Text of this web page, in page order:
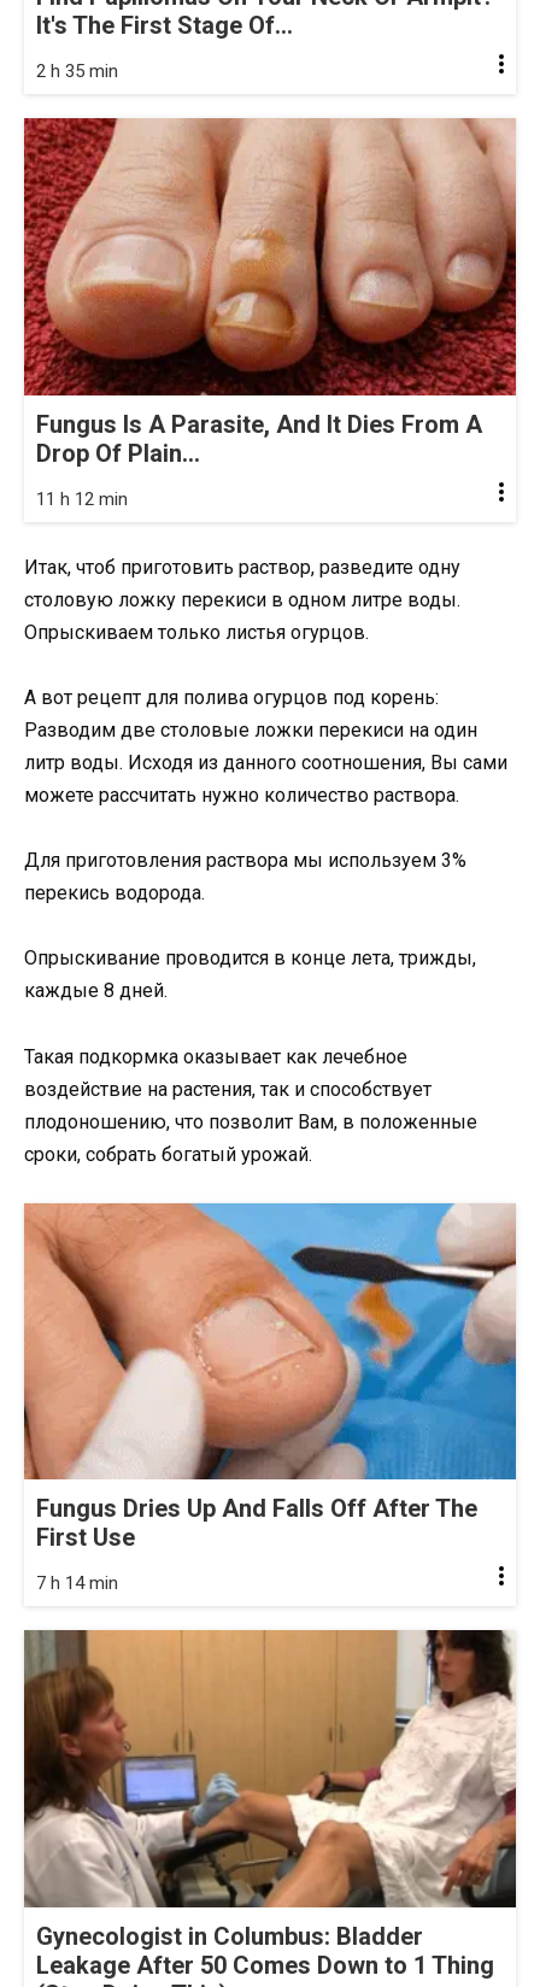
It's The First Stage Of...
2 h 35 min
Fungus Is A Parasite, And It Dies From A
Drop Of Plain...
11 h 12 min
Итак, чтоб приготовить раствор, разведите одну
столовую ложку перекиси в одном литре воды.
Опрыскиваем только листья огурцов.
А вот рецепт для полива огурцов под корень:
Разводим две столовые ложки перекиси на один
литр воды. Исходя из данного соотношения, Вы сами
можете рассчитать нужно количество раствора.
Для приготовления раствора мы используем 3%
перекись водорода.
Опрыскивание проводится в конце лета, трижды,
каждые 8 дней.
Такая подкормка оказывает как лечебное
воздействие на растения, так и способствует
плодоношению, что позволит Вам, в положенные
сроки, собрать богатый урожай.
Fungus Dries Up And Falls Off After The
First Use
7 h 14 min
Gynecologist in Columbus: Bladder
Leakage After 50 Comes Down to 1 Thing